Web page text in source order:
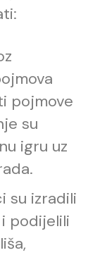
pojmove
su
igru uz
su izradili
podijelili